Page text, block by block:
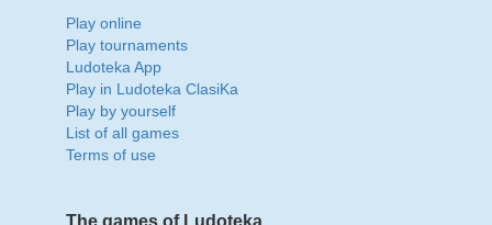
Play online
Play tournaments
Ludoteka App
Play in Ludoteka ClasiKa
Play by yourself
List of all games
Terms of use
The games of Ludoteka